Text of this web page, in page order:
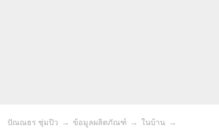
ปัณณธร ชุ่มปิว → ข้อมูลผลิตภัณฑ์ → ในบ้าน →